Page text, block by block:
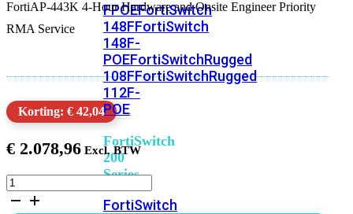
FPOEFortiSwitch
148FFortiSwitch
148F-
POEFortiSwitchRugged
108FFortiSwitchRugged
112F-
POE
FortiSwitch
200
Series
FortiSwitch
FortiAP-443K 4-Hour Hardware and Onsite Engineer Priority
RMA Service
Korting: € 42,04
€ 2.078,96
FortiAP-
443K